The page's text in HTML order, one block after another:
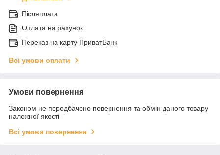
Післяплата
Оплата на рахунок
Переказ на карту ПриватБанк
Всі умови оплати
Умови повернення
Законом не передбачено повернення та обмін даного товару
належної якості
Всі умови повернення